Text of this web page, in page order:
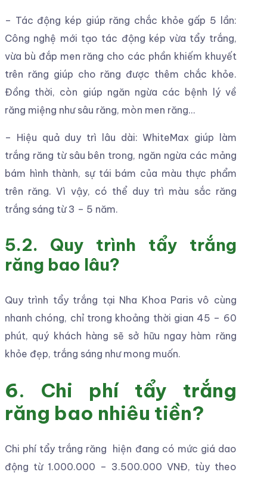
– Tác động kép giúp răng chắc khỏe gấp 5 lần:
Công nghệ mới tạo tác động kép vừa tẩy trắng,
vừa bù đắp men răng cho các phần khiếm khuyết
trên răng giúp cho răng được thêm chắc khỏe.
Đồng thời, còn giúp ngăn ngừa các bệnh lý về
răng miệng như sâu răng, mòn men răng…
– Hiệu quả duy trì lâu dài: WhiteMax giúp làm
trắng răng từ sâu bên trong, ngăn ngừa các mảng
bám hình thành, sự tái bám của màu thực phẩm
trên răng. Vì vậy, có thể duy trì màu sắc răng
trắng sáng từ 3 – 5 năm.
5.2. Quy trình tẩy trắng
răng bao lâu?
Quy trình tẩy trắng tại Nha Khoa Paris vô cùng
nhanh chóng, chỉ trong khoảng thời gian 45 – 60
phút, quý khách hàng sẽ sở hữu ngay hàm răng
khỏe đẹp, trắng sáng như mong muốn.
6. Chi phí tẩy trắng
răng bao nhiêu tiền?
Chi phí tẩy trắng răng hiện đang có mức giá dao
động từ 1.000.000 – 3.500.000 VNĐ, tùy theo